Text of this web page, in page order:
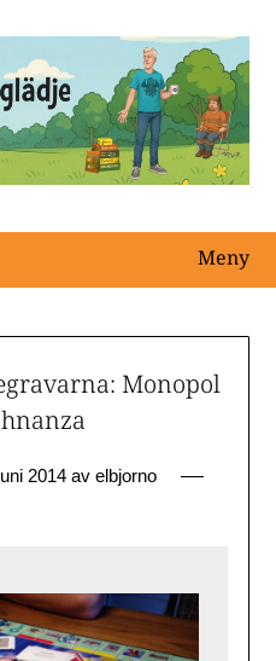
Meny
Monopol
2014 av elbjorno